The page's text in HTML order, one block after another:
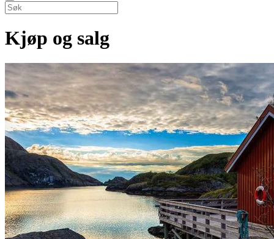
Kjøp og salg